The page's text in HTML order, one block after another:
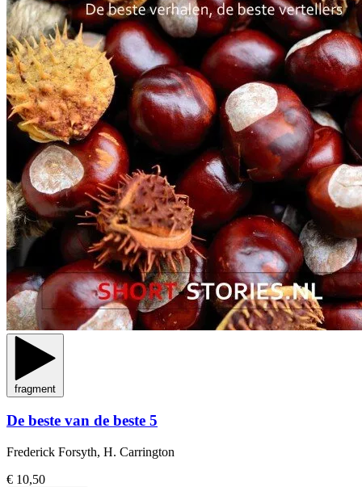
fragment
De beste van de beste 5
Frederick Forsyth, H. Carrington
€ 10,50